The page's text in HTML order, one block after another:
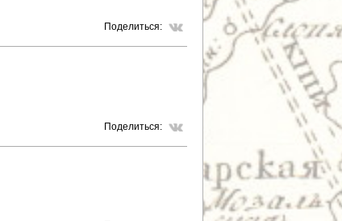
Поделиться:
Поделиться: